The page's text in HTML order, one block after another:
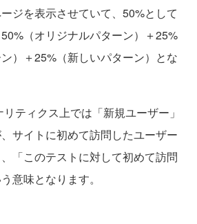
ジを表示させていて、50%として
（オリジナルパターン）＋25%
ン）＋25%（新しいパターン）とな
ティクス上では「新規ユーザー」
サイトに初めて訪問したユーザー
「このテストに対して初めて訪問
意味となります。